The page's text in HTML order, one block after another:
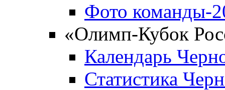
Фото команды-
«Олимп-Кубок
Календарь
Статистика